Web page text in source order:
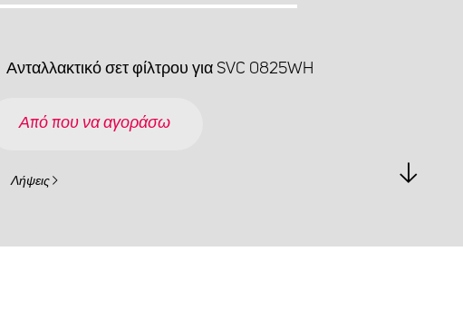
Ανταλλακτικό σετ φίλτρου για SVC 0825WH
Από που να αγοράσω
Λήψεις